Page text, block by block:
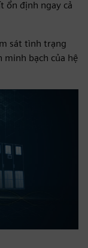
ổn định ngay cả
sát tình trạng
bạch của hệ